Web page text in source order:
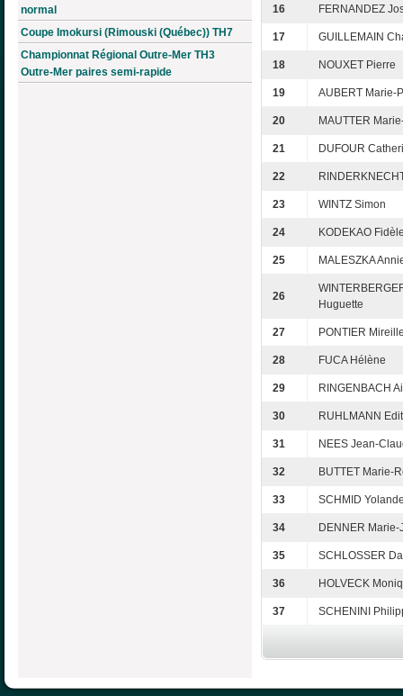
normal
Coupe Imokursi (Rimouski (Québec)) TH7
Championnat Régional Outre-Mer TH3
Outre-Mer paires semi-rapide
16 FERNANDEZ
17 GUILLEMAIN
18 NOUXET Pierre
19 AUBERT Marie-
20 MAUTTER
21 DUFOUR
22
23 WINTZ Simon
24 KODEKAO
25 MALESZKA
26
Huguette
27 PONTIER
28 FUCA Hélène
29 RINGENBACH
30 RUHLMANN
31 NEES Jean-
32 BUTTET Marie-
33 SCHMID
34 DENNER Marie-
35 SCHLOSSER
36 HOLVECK
37 SCHENINI